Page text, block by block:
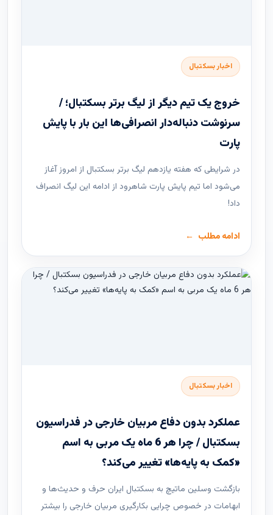
اخبار بسکتبال
خروج یک تیم دیگر از لیگ برتر بسکتبال؛ /
سرنوشت دنباله‌دار انصرافی‌ها این بار با پایش
پارت
در شرایطی که هفته یازدهم لیگ ‌برتر بسکتبال از امروز آغاز
می‌شود اما تیم پایش پارت شاهرود از ادامه این لیگ انصراف
داد!
ادامه مطلب
اخبار بسکتبال
عملکرد بدون دفاع مربیان خارجی در فدراسیون
بسکتبال / چرا هر 6 ماه یک مربی به اسم
«کمک به پایه‌ها» تغییر می‌کند؟
بازگشت وسلین ماتیچ به بسکتبال ایران حرف و حدیث‌ها و
ابهامات در خصوص چرایی بکارگیری مربیان خارجی را بیشتر